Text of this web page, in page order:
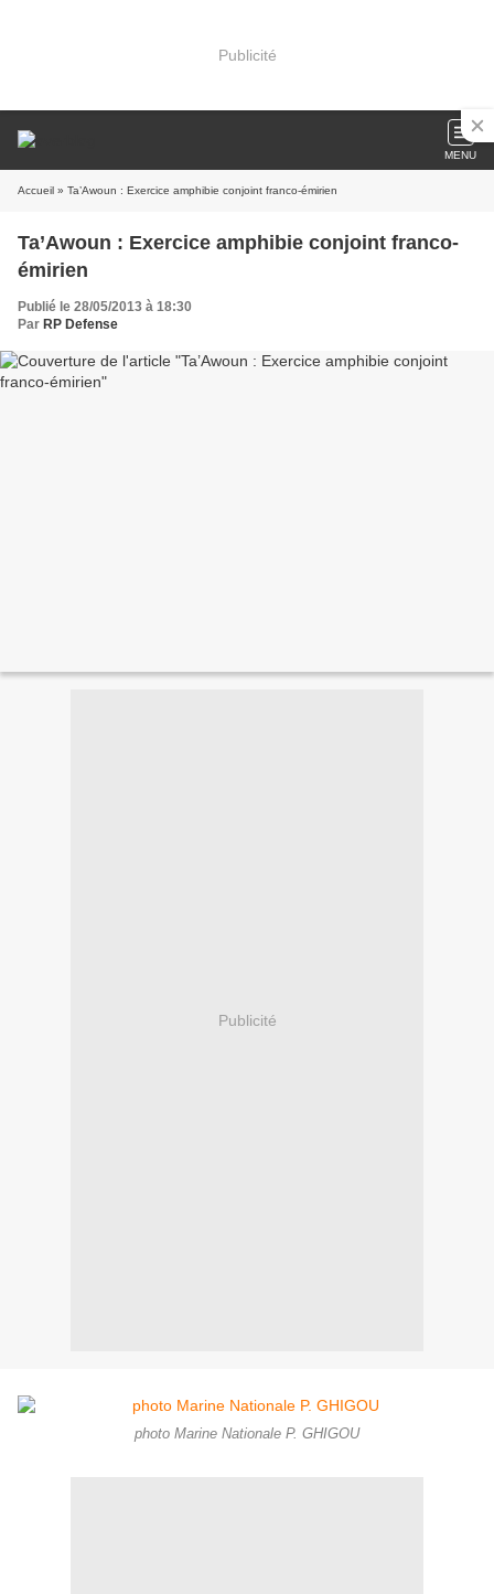
Publicité
MENU
Accueil » Ta’Awoun : Exercice amphibie conjoint franco-émirien
Ta’Awoun : Exercice amphibie conjoint franco-
émirien
Publié le 28/05/2013 à 18:30
Par RP Defense
Publicité
photo Marine Nationale P. GHIGOU